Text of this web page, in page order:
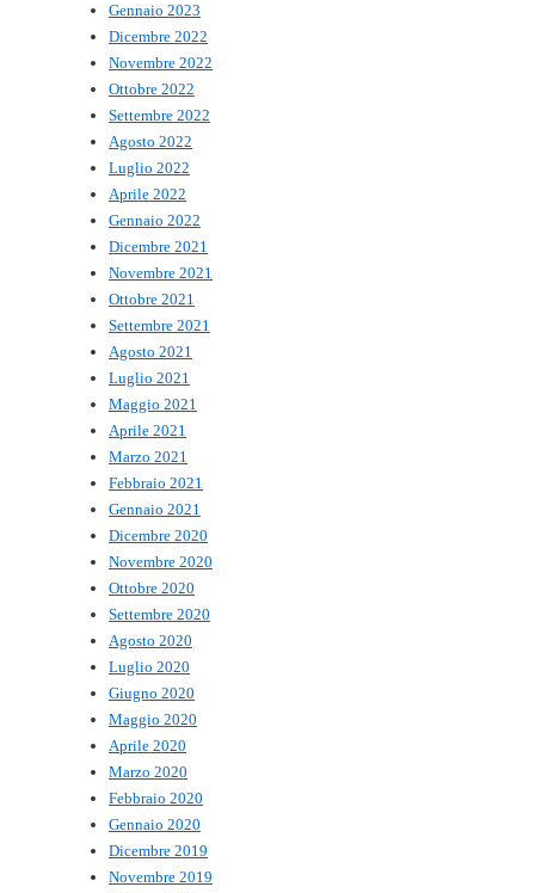
Gennaio 2023
Dicembre 2022
Novembre 2022
Ottobre 2022
Settembre 2022
Agosto 2022
Luglio 2022
Aprile 2022
Gennaio 2022
Dicembre 2021
Novembre 2021
Ottobre 2021
Settembre 2021
Agosto 2021
Luglio 2021
Maggio 2021
Aprile 2021
Marzo 2021
Febbraio 2021
Gennaio 2021
Dicembre 2020
Novembre 2020
Ottobre 2020
Settembre 2020
Agosto 2020
Luglio 2020
Giugno 2020
Maggio 2020
Aprile 2020
Marzo 2020
Febbraio 2020
Gennaio 2020
Dicembre 2019
Novembre 2019